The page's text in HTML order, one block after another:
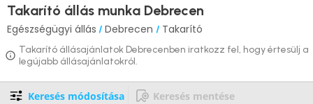
Takarító állás munka Debrecen
Egészségügyi állás / Debrecen / Takarító
Takarító állásajánlatok Debrecenben iratkozz fel, hogy értesülj a
legújabb állásajánlatokról.
Keresés módosítása Keresés mentése